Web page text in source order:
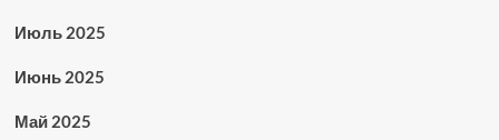
Июль 2025
Июнь 2025
Май 2025